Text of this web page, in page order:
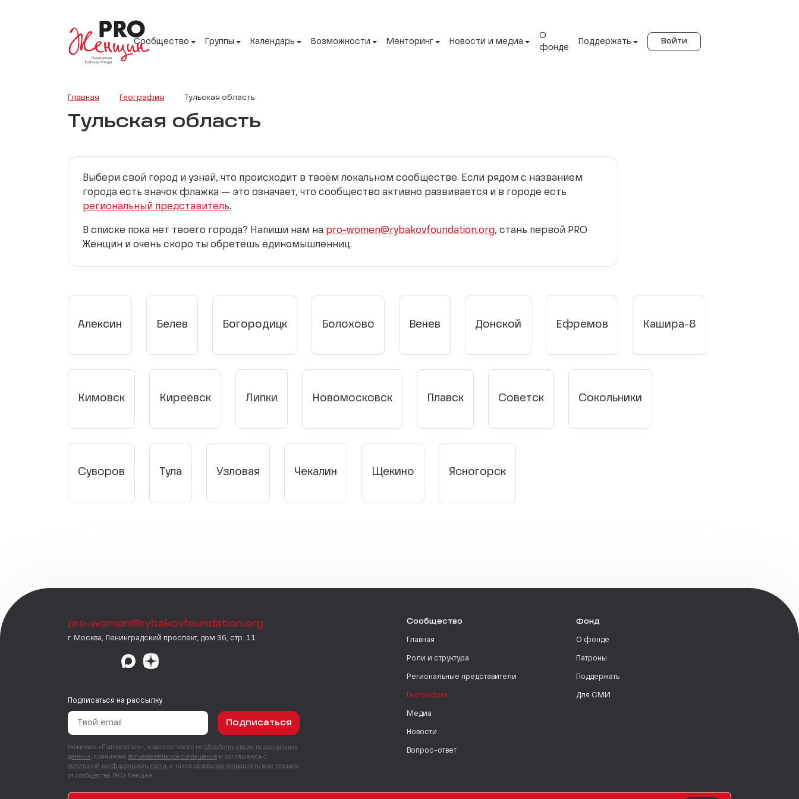
Сообщество Группы Календарь Возможности Менторинг Новости и медиа
О
фонде
Поддержать Войти
Главная География Тульская область
Тульская область
Выбери свой город и узнай, что происходит в твоём локальном сообществе. Если рядом с названием
города есть значок флажка — это означает, что сообщество активно развивается и в городе есть
региональный представитель.
В списке пока нет твоего города? Напиши нам на pro-women@rybakovfoundation.org, стань первой PRO
Женщин и очень скоро ты обретёшь единомышленниц.
Алексин Белев Богородицк Болохово Венев Донской Ефремов Кашира-8
Кимовск Киреевск Липки Новомосковск Плавск Советск Сокольники
Суворов Тула Узловая Чекалин Щекино Ясногорск
pro-women@rybakovfoundation.org
г. Москва, Ленинградский проспект, дом 36, стр. 11
Подписаться на рассылку
Подписаться
Нажимая «Подписаться», я даю согласие на обработку своих персональных
данных , принимаю пользовательское соглашение и соглашаюсь с
политикой конфиденциальности , а также разрешаю отправлять мне письма
от сообщества PRO Женщин.
Сообщество
Главная
Роли и структура
Региональные представители
География
Медиа
Новости
Вопрос-ответ
Фонд
О фонде
Патроны
Поддержать
Для СМИ